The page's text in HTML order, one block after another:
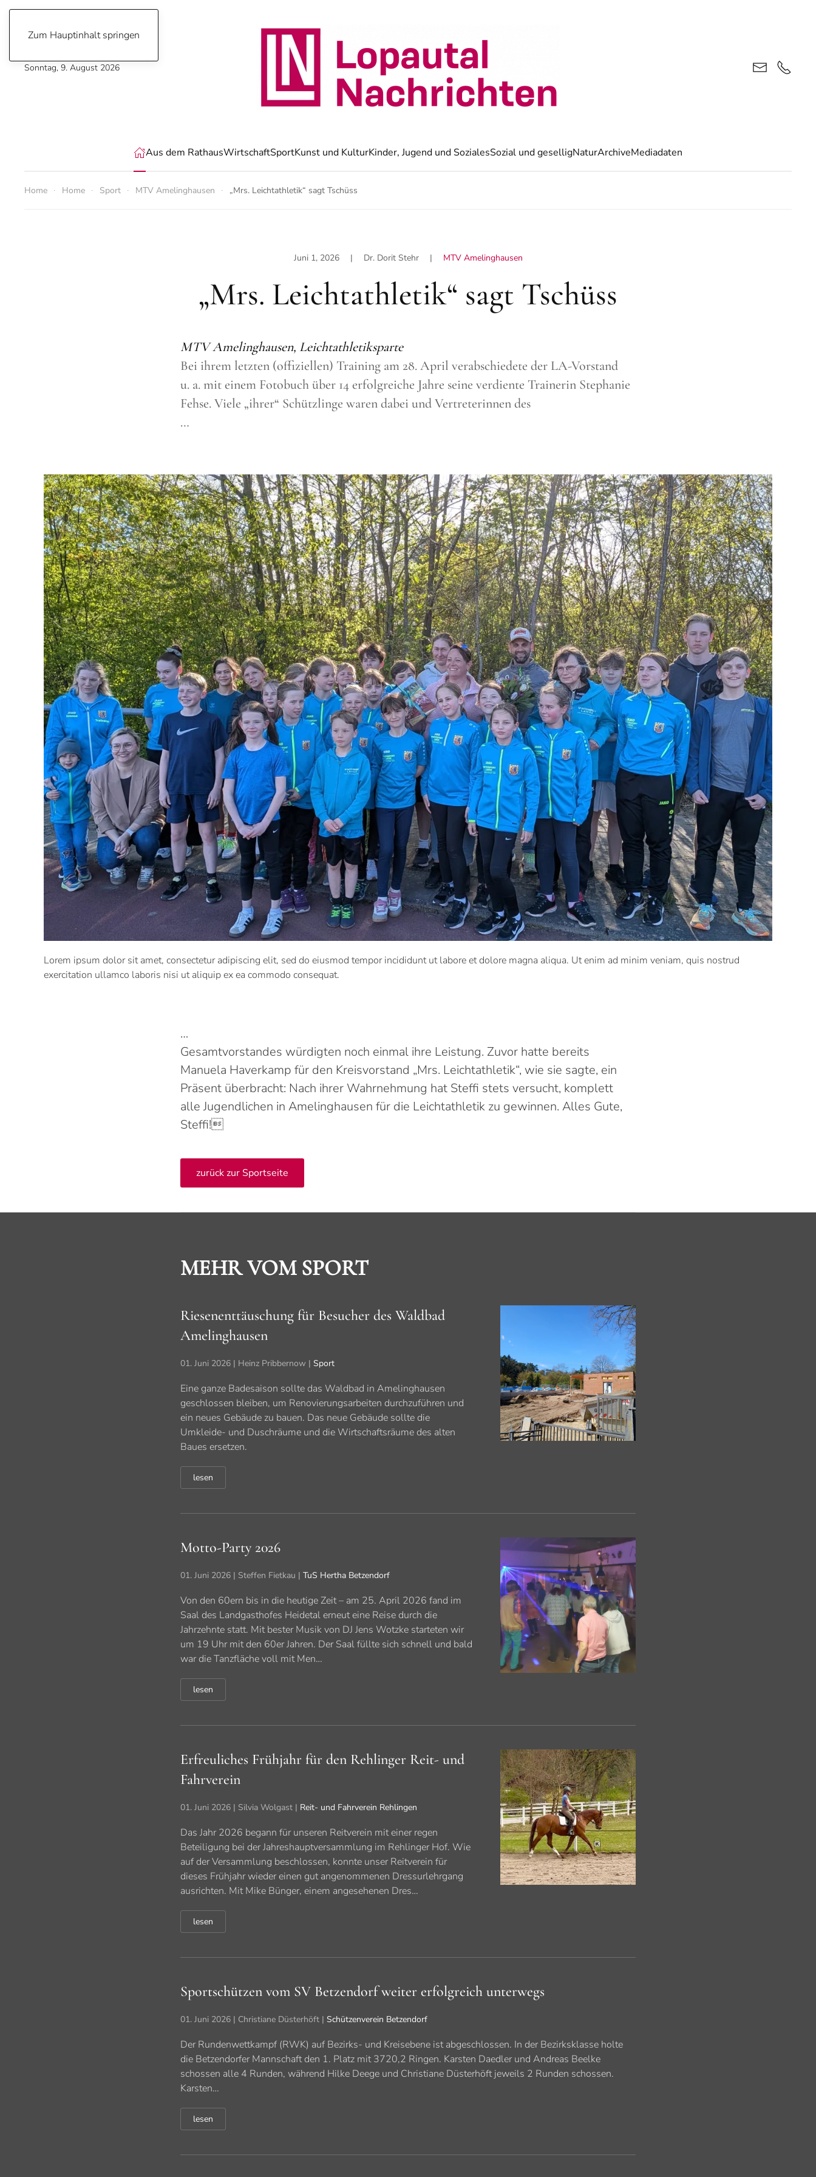
Zum Hauptinhalt springen
Sonntag, 9. August 2026
Aus dem RathausWirtschaftSportKunst und KulturKinder, Jugend und SozialesSozial und geselligNaturArchiveMediadaten
Home Home Sport MTV Amelinghausen „Mrs. Leichtathletik“ sagt Tschüss
Juni 1, 2026| Dr. Dorit Stehr | MTV Amelinghausen
„Mrs. Leichtathletik“ sagt Tschüss
MTV Amelinghausen, Leichtathletiksparte
Bei ihrem letzten (offiziellen) Training am 28. April verabschiedete der LA-Vorstand
u. a. mit einem Fotobuch über 14 erfolgreiche Jahre seine verdiente Trainerin Stephanie
Fehse. Viele „ihrer“ Schützlinge waren dabei und Vertreterinnen des
…
Lorem ipsum dolor sit amet, consectetur adipiscing elit, sed do eiusmod tempor incididunt ut labore et dolore magna aliqua. Ut enim ad minim veniam, quis nostrud
exercitation ullamco laboris nisi ut aliquip ex ea commodo consequat.
…
Gesamtvorstandes würdigten noch einmal ihre Leistung. Zuvor hatte bereits
Manuela Haverkamp für den Kreisvorstand „Mrs. Leichtathletik“, wie sie sagte, ein
Präsent überbracht: Nach ihrer Wahrnehmung hat Steffi stets versucht, komplett
alle Jugendlichen in Amelinghausen für die Leichtathletik zu gewinnen. Alles Gute,
Steffi!
zurück zur Sportseite
MEHR VOM SPORT
Riesenenttäuschung für Besucher des Waldbad
Amelinghausen
01. Juni 2026 | Heinz Pribbernow | Sport
Eine ganze Badesaison sollte das Waldbad in Amelinghausen
geschlossen bleiben, um Renovierungsarbeiten durchzuführen und
ein neues Gebäude zu bauen. Das neue Gebäude sollte die
Umkleide- und Duschräume und die Wirtschaftsräume des alten
Baues ersetzen.
lesen
Motto-Party 2026
01. Juni 2026 | Steffen Fietkau | TuS Hertha Betzendorf
Von den 60ern bis in die heutige Zeit – am 25. April 2026 fand im
Saal des Landgasthofes Heidetal erneut eine Reise durch die
Jahrzehnte statt. Mit bester Musik von DJ Jens Wotzke starteten wir
um 19 Uhr mit den 60er Jahren. Der Saal füllte sich schnell und bald
war die Tanzfläche voll mit Men…
lesen
Erfreuliches Frühjahr für den Rehlinger Reit- und
Fahrverein
01. Juni 2026 | Silvia Wolgast | Reit- und Fahrverein Rehlingen
Das Jahr 2026 begann für unseren Reitverein mit einer regen
Beteiligung bei der Jahreshauptversammlung im Rehlinger Hof. Wie
auf der Versammlung beschlossen, konnte unser Reitverein für
dieses Frühjahr wieder einen gut angenommenen Dressurlehrgang
ausrichten. Mit Mike Bünger, einem angesehenen Dres…
lesen
Sportschützen vom SV Betzendorf weiter erfolgreich unterwegs
01. Juni 2026 | Christiane Düsterhöft | Schützenverein Betzendorf
Der Rundenwettkampf (RWK) auf Bezirks- und Kreisebene ist abgeschlossen. In der Bezirksklasse holte
die Betzendorfer Mannschaft den 1. Platz mit 3720,2 Ringen. Karsten Daedler und Andreas Beelke
schossen alle 4 Runden, während Hilke Deege und Christiane Düsterhöft jeweils 2 Runden schossen.
Karsten…
lesen